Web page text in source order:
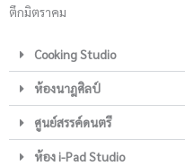
ตึกมิตราคม
Cooking Studio
ห้องนาฎศิลป์
ศูนย์สรรค์ดนตรี
ห้อง i-Pad Studio